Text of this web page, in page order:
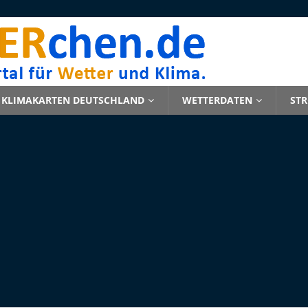
KLIMAKARTEN DEUTSCHLAND WETTERDATEN